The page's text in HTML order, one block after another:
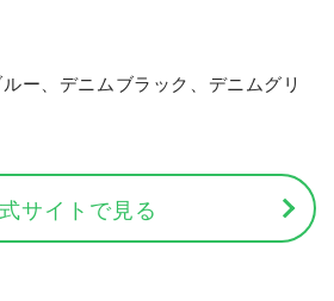
ー、デニムブラック、デニムグリ
サイトで見る